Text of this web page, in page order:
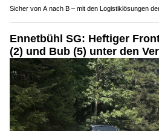
Sicher von A nach B – mit den Logistiklösungen